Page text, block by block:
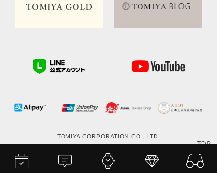
TOP
TOMIYA CORPORATION CO., LTD.